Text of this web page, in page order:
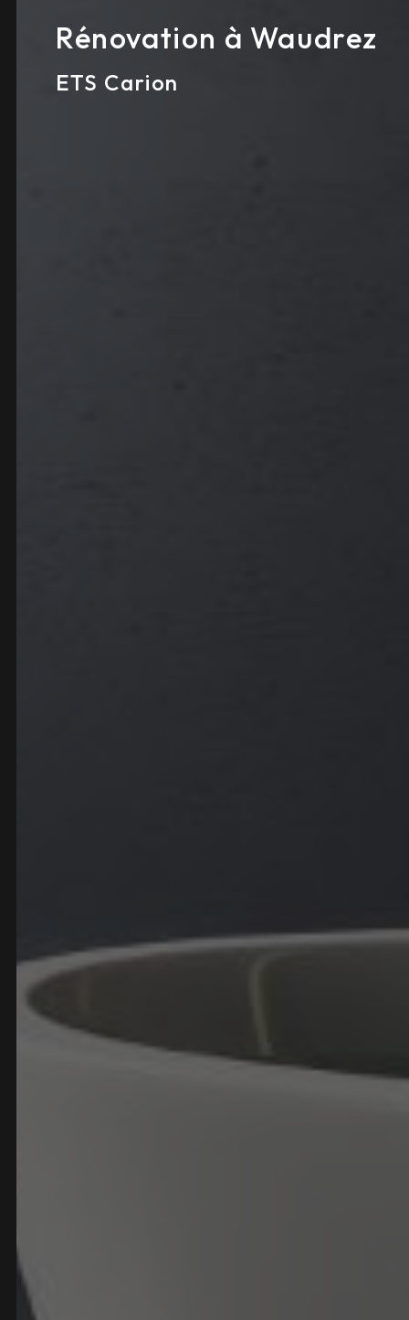
Rénovation à Waudrez
ETS Carion